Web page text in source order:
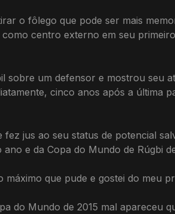
o fôlego que pode ser mais
como centro externo em seu
sobre um defensor e mostrou seu
cinco anos após a última
fez jus ao seu status de potencial
e da Copa do Mundo de Rúgbi
que pude e gostei do meu
do Mundo de 2015 mal apareceu